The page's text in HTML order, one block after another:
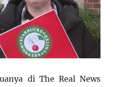
di The Real News